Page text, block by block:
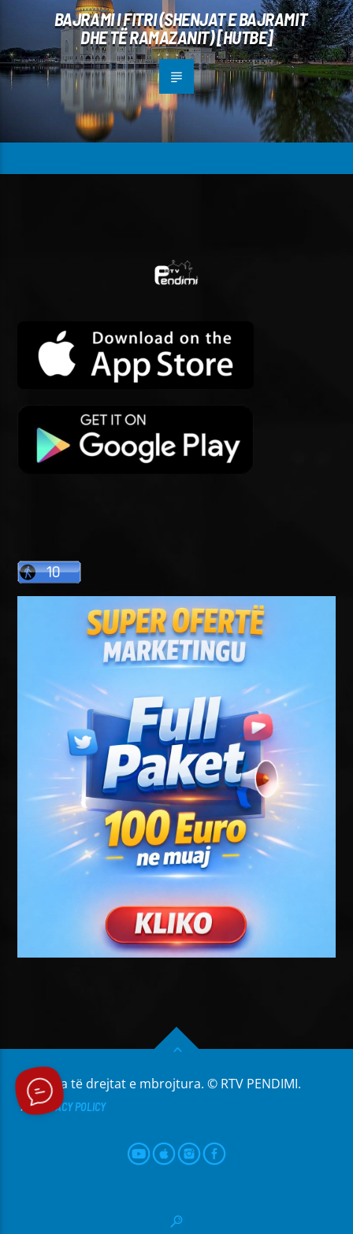
BAJRAMI I FITRI (SHENJAT E BAJRAMIT
DHE TË RAMAZANIT) [HUTBE]
Të gjitha të drejtat e mbrojtura. © RTV PENDIMI.
PRIVACY POLICY